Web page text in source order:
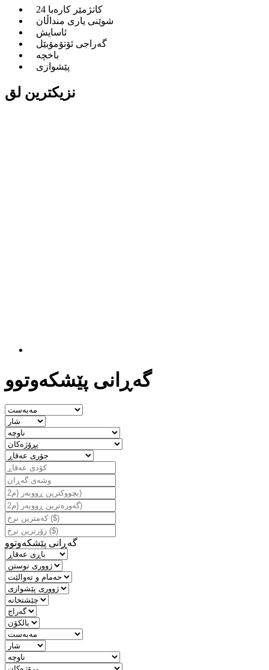
24 کاتژمێر کارەبا
شوێنی یاری منداڵان
ئاسایش
گەراجی ئۆتۆمۆبێل
باخچە
پێشوازی
نزیكترین لق
گه‌ڕانی پێشكه‌وتوو
گه‌ڕانی پێشكه‌وتوو